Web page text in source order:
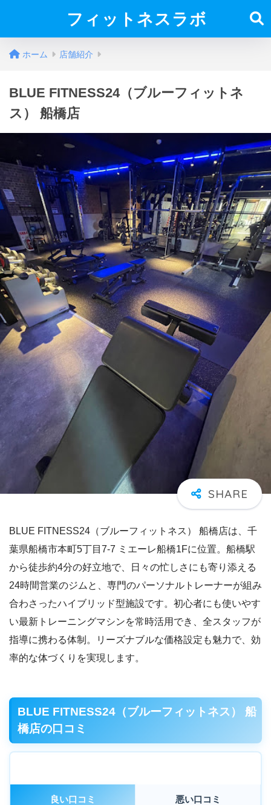
フィットネスラボ
ホーム 店舗紹介
BLUE FITNESS24（ブルーフィットネ
ス） 船橋店
BLUE FITNESS24（ブルーフィットネス） 船橋店は、千
葉県船橋市本町5丁目7-7 ミエーレ船橋1Fに位置。船橋駅
から徒歩約4分の好立地で、日々の忙しさにも寄り添える
24時間営業のジムと、専門のパーソナルトレーナーが組み
合わさったハイブリッド型施設です。初心者にも使いやす
い最新トレーニングマシンを常時活用でき、全スタッフが
指導に携わる体制。リーズナブルな価格設定も魅力で、効
率的な体づくりを実現します。
BLUE FITNESS24（ブルーフィットネス） 船
橋店の口コミ
良い口コミ 悪い口コミ